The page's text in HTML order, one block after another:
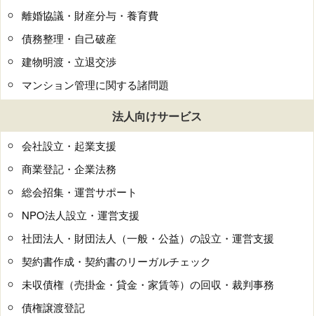
離婚協議・財産分与・養育費
債務整理・自己破産
建物明渡・立退交渉
マンション管理に関する諸問題
法人向けサービス
会社設立・起業支援
商業登記・企業法務
総会招集・運営サポート
NPO法人設立・運営支援
社団法人・財団法人（一般・公益）の設立・運営支援
契約書作成・契約書のリーガルチェック
未収債権（売掛金・貸金・家賃等）の回収・裁判事務
債権譲渡登記